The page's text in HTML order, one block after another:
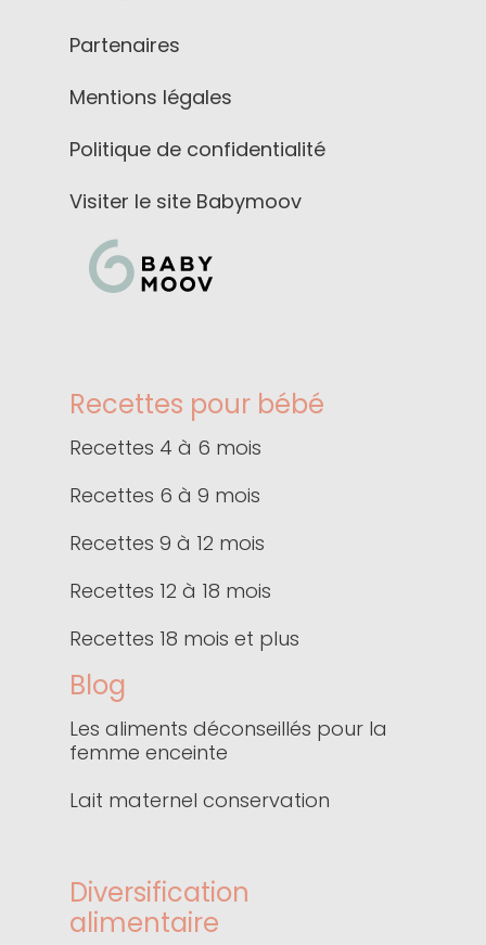
Partenaires
Mentions légales
Politique de confidentialité
Visiter le site Babymoov
Recettes pour bébé
Recettes 4 à 6 mois
Recettes 6 à 9 mois
Recettes 9 à 12 mois
Recettes 12 à 18 mois
Recettes 18 mois et plus
Blog
Les aliments déconseillés pour la
femme enceinte
Lait maternel conservation
Diversification
alimentaire